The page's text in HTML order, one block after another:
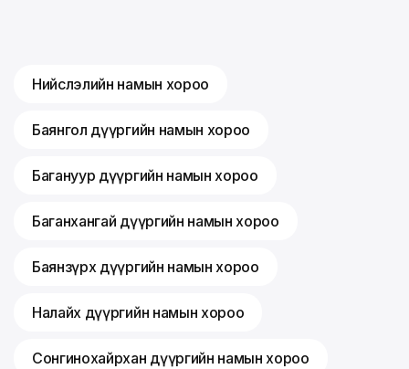
Нийслэлийн намын хороо
Баянгол дүүргийн намын хороо
Багануур дүүргийн намын хороо
Баганхангай дүүргийн намын хороо
Баянзүрх дүүргийн намын хороо
Налайх дүүргийн намын хороо
Сонгинохайрхан дүүргийн намын хороо